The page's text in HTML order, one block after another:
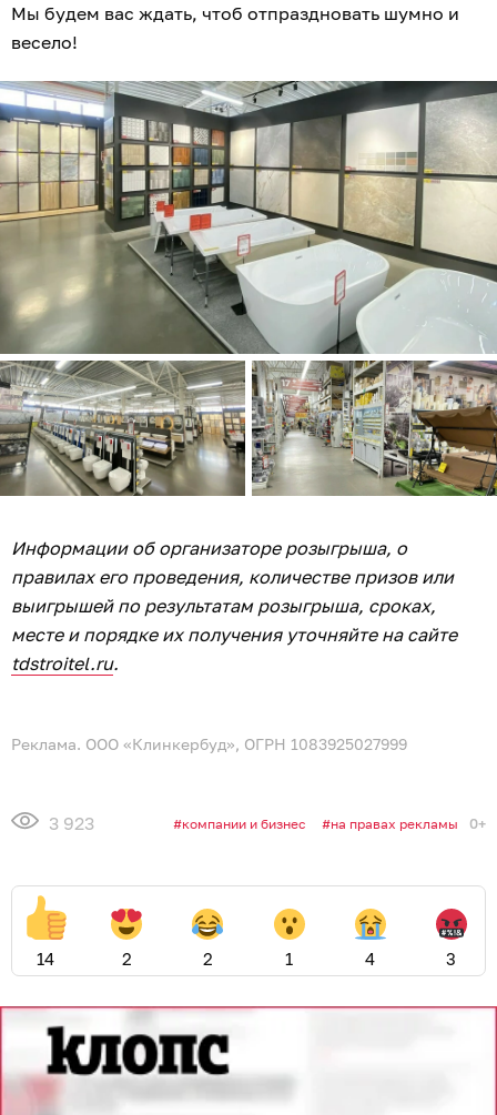
Мы будем вас ждать, чтоб отпраздновать шумно и
весело!
Информации об организаторе розыгрыша, о
правилах его проведения, количестве призов или
выигрышей по результатам розыгрыша, сроках,
месте и порядке их получения уточняйте на сайте
tdstroitel.ru.
Реклама. ООО «Клинкербуд», ОГРН 1083925027999
3 923 компании и бизнес на правах рекламы 0+
14 2 2 1 4 3